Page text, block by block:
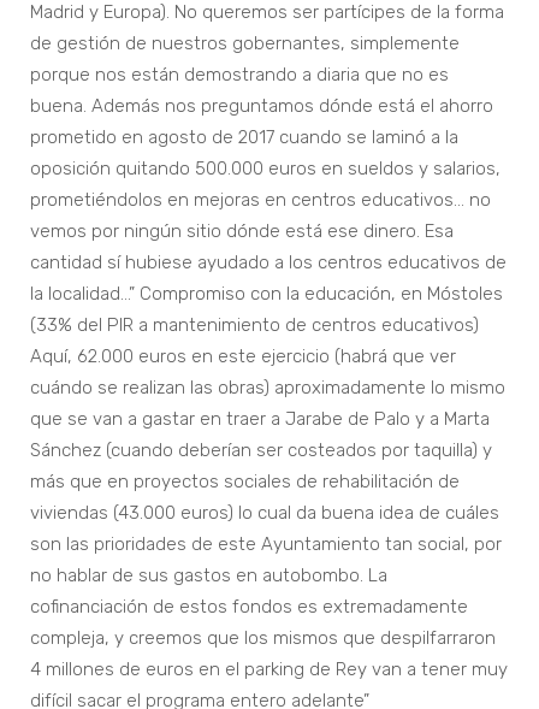
Madrid y Europa). No queremos ser partícipes de la forma
de gestión de nuestros gobernantes, simplemente
porque nos están demostrando a diaria que no es
buena. Además nos preguntamos dónde está el ahorro
prometido en agosto de 2017 cuando se laminó a la
oposición quitando 500.000 euros en sueldos y salarios,
prometiéndolos en mejoras en centros educativos… no
vemos por ningún sitio dónde está ese dinero. Esa
cantidad sí hubiese ayudado a los centros educativos de
la localidad…” Compromiso con la educación, en Móstoles
(33% del PIR a mantenimiento de centros educativos)
Aquí, 62.000 euros en este ejercicio (habrá que ver
cuándo se realizan las obras) aproximadamente lo mismo
que se van a gastar en traer a Jarabe de Palo y a Marta
Sánchez (cuando deberían ser costeados por taquilla) y
más que en proyectos sociales de rehabilitación de
viviendas (43.000 euros) lo cual da buena idea de cuáles
son las prioridades de este Ayuntamiento tan social, por
no hablar de sus gastos en autobombo. La
cofinanciación de estos fondos es extremadamente
compleja, y creemos que los mismos que despilfarraron
4 millones de euros en el parking de Rey van a tener muy
difícil sacar el programa entero adelante”